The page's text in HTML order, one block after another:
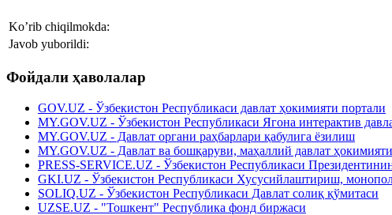
Ko’rib chiqilmokda:
Javob yuborildi:
Фойдали ҳаволалар
GOV.UZ - Ўзбекистон Республикаси давлат ҳокимияти портали
MY.GOV.UZ - Ўзбекистон Республикаси Ягона интерактив
MY.GOV.UZ - Давлат органи раҳбарлари қабулига ёзилиш
MY.GOV.UZ - Давлат ва бошқаруви, маҳаллий давлат
PRESS-SERVICE.UZ - Ўзбекистон Республикаси
GKI.UZ - Ўзбекистон Республикаси Хусусийлаштириш,
SOLIQ.UZ - Ўзбекистон Республикаси Давлат солиқ қўмитаси
UZSE.UZ - "Тошкент" Республика фонд биржаси